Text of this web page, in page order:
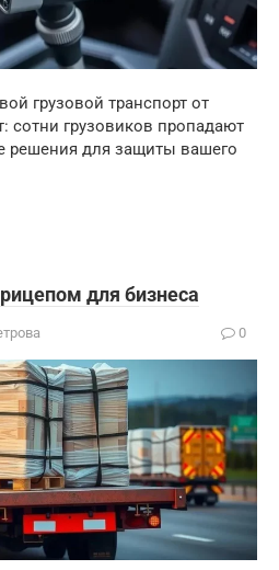
грузовой транспорт от
сотни грузовиков пропадают
решения для защиты вашего
для бизнеса
0